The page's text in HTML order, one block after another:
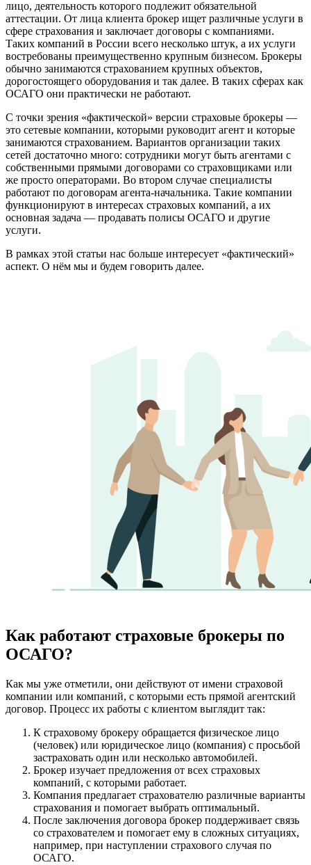
лицо, деятельность которого подлежит обязательной
аттестации. От лица клиента брокер ищет различные услуги в
сфере страхования и заключает договоры с компаниями.
Таких компаний в России всего несколько штук, а их услуги
востребованы преимущественно крупным бизнесом. Брокеры
обычно занимаются страхованием крупных объектов,
дорогостоящего оборудования и так далее. В таких сферах как
ОСАГО они практически не работают.
С точки зрения «фактической» версии страховые брокеры —
это сетевые компании, которыми руководит агент и которые
занимаются страхованием. Вариантов организации таких
сетей достаточно много: сотрудники могут быть агентами с
собственными прямыми договорами со страховщиками или
же просто операторами. Во втором случае специалисты
работают по договорам агента-начальника. Такие компании
функционируют в интересах страховых компаний, а их
основная задача — продавать полисы ОСАГО и другие
услуги.
В рамках этой статьи нас больше интересует «фактический»
аспект. О нём мы и будем говорить далее.
Как работают страховые брокеры по
ОСАГО?
Как мы уже отметили, они действуют от имени страховой
компании или компаний, с которыми есть прямой агентский
договор. Процесс их работы с клиентом выглядит так:
К страховому брокеру обращается физическое лицо
(человек) или юридическое лицо (компания) с просьбой
застраховать один или несколько автомобилей.
Брокер изучает предложения от всех страховых
компаний, с которыми работает.
Компания предлагает страхователю различные варианты
страхования и помогает выбрать оптимальный.
После заключения договора брокер поддерживает связь
со страхователем и помогает ему в сложных ситуациях,
например, при наступлении страхового случая по
ОСАГО.